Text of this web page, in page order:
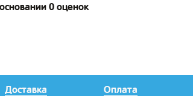
0 оценок
Доставка Оплата